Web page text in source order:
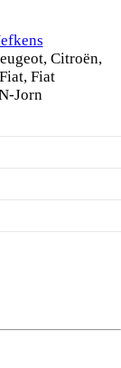
Citroën,
Fiat
Jorn